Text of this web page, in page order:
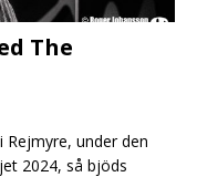
The
under den
2024, så bjöds